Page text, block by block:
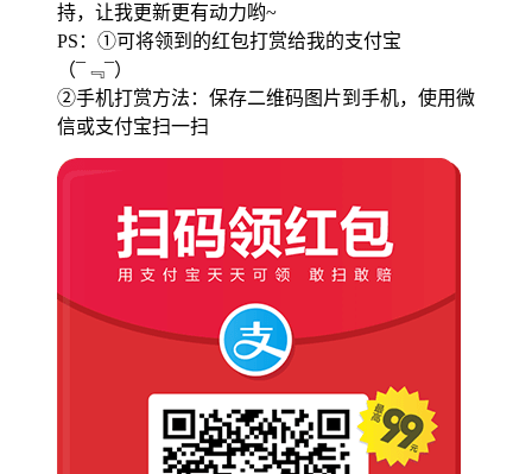
持，让我更新更有动力哟~
PS：①可将领到的红包打赏给我的支付宝
（¯﹃¯）
②手机打赏方法：保存二维码图片到手机，使用微
信或支付宝扫一扫